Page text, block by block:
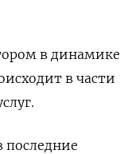
в динамике
в части
последние